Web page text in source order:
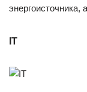
энергоисточника,
IT